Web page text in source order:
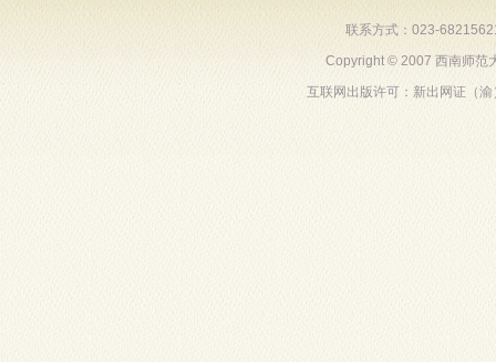
联系方式：023-
Copyright © 2007 西南师范
互联网出版许可：新出网证（